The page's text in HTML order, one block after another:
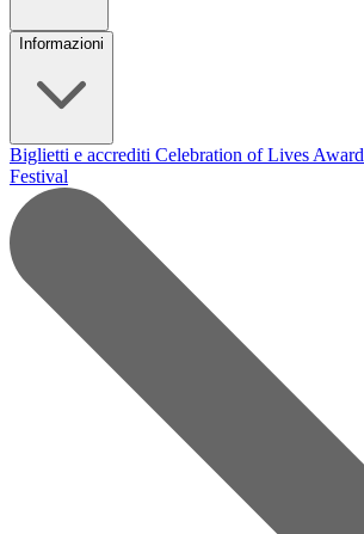
Informazioni
Biglietti e accrediti Celebration of Lives Award
Festival